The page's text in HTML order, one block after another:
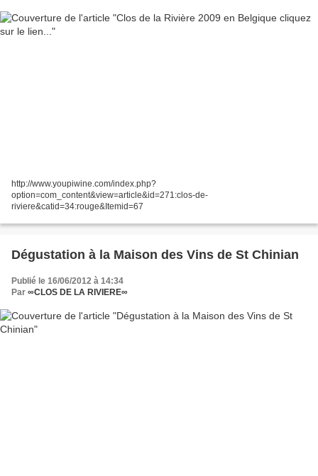
http://www.youpiwine.com/index.php?
option=com_content&view=article&id=271:clos-de-
riviere&catid=34:rouge&Itemid=67
Dégustation à la Maison des Vins de St Chinian
Publié le 16/06/2012 à 14:34
Par ∞CLOS DE LA RIVIERE∞